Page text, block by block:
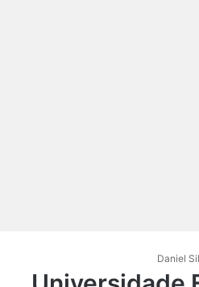
Daniel